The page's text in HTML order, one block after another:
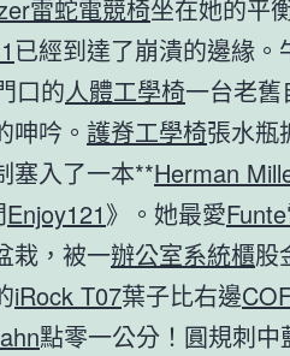
雷蛇電競椅坐在她的平
已經到達了崩潰的邊緣。
口的人體工學椅一台老舊
呻吟。 護脊工學椅張水瓶
塞入了一本**Herman
Enjoy121》。她最愛
栽，被一辦公室系統櫃股
iRock T07葉子比右邊
點零一公分！圓規刺中